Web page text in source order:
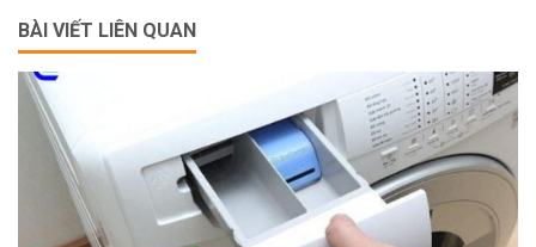
BÀI VIẾT LIÊN QUAN